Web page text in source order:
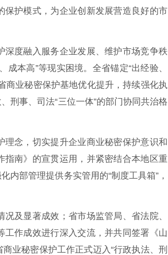
保护模式，为企业创新发展营造良好的市
度融入服务企业发展、维护市场竞争秩
本高”等现实困境。全省锚定“出经验、
商业秘密保护基地优化提升，持续强化执
刑事、司法“三位一体”的部门协同共治格
念，切实提升企业商业秘密保护意识和
南》的宣贯运用，并紧密结合本地区重
内部管理提供务实管用的“制度工具箱”，
及显著成效；省市场监管局、省法院、
作成效进行深入交流，并共同签署《山
业秘密保护工作正式迈入“行政执法、刑